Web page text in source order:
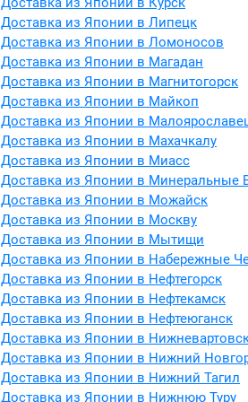
Доставка из Японии в Липецк
Доставка из Японии в Ломоносов
Доставка из Японии в Магадан
Доставка из Японии в Магнитогорск
Доставка из Японии в Майкоп
Доставка из Японии в
Доставка из Японии в Махачкалу
Доставка из Японии в Миасс
Доставка из Японии в Минеральные
Доставка из Японии в Можайск
Доставка из Японии в Москву
Доставка из Японии в Мытищи
Доставка из Японии в Набережные
Доставка из Японии в Нефтегорск
Доставка из Японии в Нефтекамск
Доставка из Японии в Нефтеюганск
Доставка из Японии в
Доставка из Японии в Нижний
Доставка из Японии в Нижний Тагил
Доставка из Японии в Нижнюю Туру